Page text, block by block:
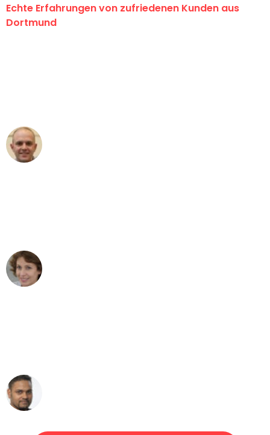
Echte Erfahrungen von zufriedenen Kunden aus
Dortmund